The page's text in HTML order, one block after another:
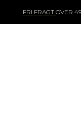
FRI FRAGT OVER